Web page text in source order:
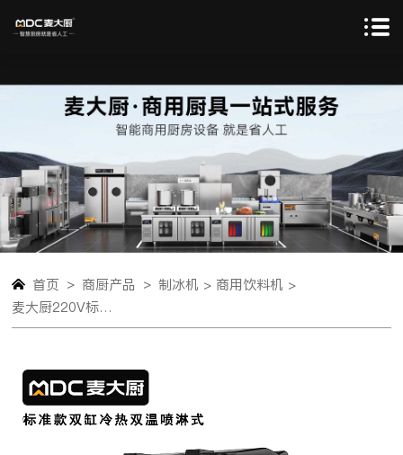
首页 > 商厨产品 > 制冰机 > 商用饮料机 >
麦大厨220V标准款双缸冷热喷淋式饮料机商用235W